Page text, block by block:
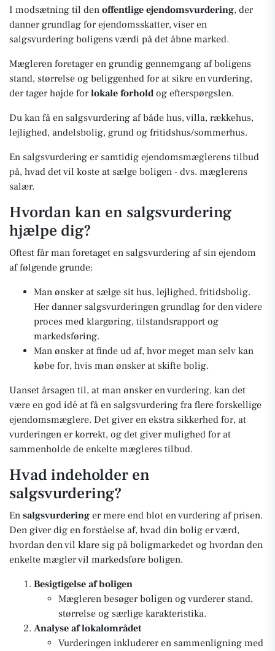
I modsætning til den offentlige ejendomsvurdering, der
danner grundlag for ejendomsskatter, viser en
salgsvurdering boligens værdi på det åbne marked.
Mægleren foretager en grundig gennemgang af boligens
stand, størrelse og beliggenhed for at sikre en vurdering,
der tager højde forlokale forhold og efterspørgslen.
Du kan få en salgsvurdering af både hus, villa, rækkehus,
lejlighed, andelsbolig, grund og fritidshus/sommerhus.
En salgsvurdering er samtidig ejendomsmæglerens tilbud
på, hvad det vil koste at sælge boligen - dvs. mæglerens
salær.
Hvordan kan en salgsvurdering
hjælpe dig?
Oftest får man foretaget en salgsvurdering af sin ejendom
af følgende grunde:
Man ønsker at sælge sit hus, lejlighed, fritidsbolig.
Her danner salgsvurderingen grundlag for den videre
proces med klargøring, tilstandsrapport og
markedsføring.
Man ønsker at finde ud af, hvor meget man selv kan
købe for, hvis man ønsker at skifte bolig.
Uanset årsagen til, at man ønsker en vurdering, kan det
være en god idé at få en salgsvurdering fra flere forskellige
ejendomsmæglere. Det giver en ekstra sikkerhed for, at
vurderingen er korrekt, og det giver mulighed for at
sammenholde de enkelte mægleres tilbud.
Hvad indeholder en
salgsvurdering?
En salgsvurdering er mere end blot en vurdering af prisen.
Den giver dig en forståelse af, hvad din bolig er værd,
hvordan den vil klare sig på boligmarkedet og hvordan den
enkelte mægler vil markedsføre boligen.
Besigtigelse af boligen
Mægleren besøger boligen og vurderer stand,
størrelse og særlige karakteristika.
Analyse af lokalområdet
Vurderingen inkluderer en sammenligning med